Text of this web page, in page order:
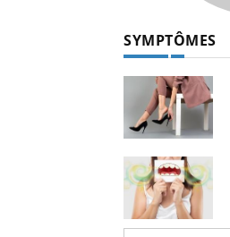
SYMPTÔMES